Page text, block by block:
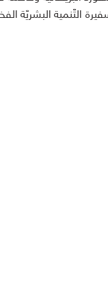
التّنمية البشريّة